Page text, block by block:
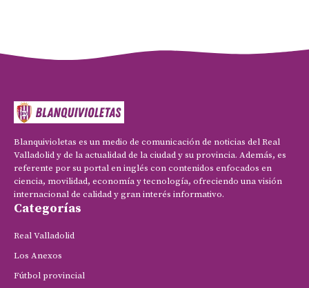
Blanquivioletas es un medio de comunicación de noticias del Real
Valladolid y de la actualidad de la ciudad y su provincia. Además, es
referente por su portal en inglés con contenidos enfocados en
ciencia, movilidad, economía y tecnología, ofreciendo una visión
internacional de calidad y gran interés informativo.
Categorías
Real Valladolid
Los Anexos
Fútbol provincial